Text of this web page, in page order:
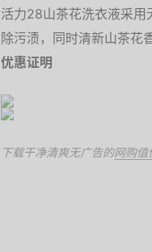
活力28山茶花洗衣液采用
除污渍，同时清新山茶花
优惠证明
下载干净清爽无广告的网购值